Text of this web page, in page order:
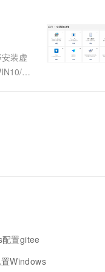
装虚
11
置gitee
Windows